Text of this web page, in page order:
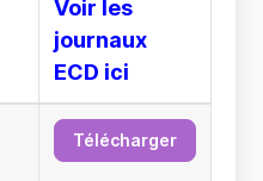
Voir les
journaux
ECD ici
Télécharger